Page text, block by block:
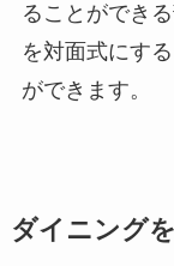
ることができ
を対面式にす
ができます。
ダイニング